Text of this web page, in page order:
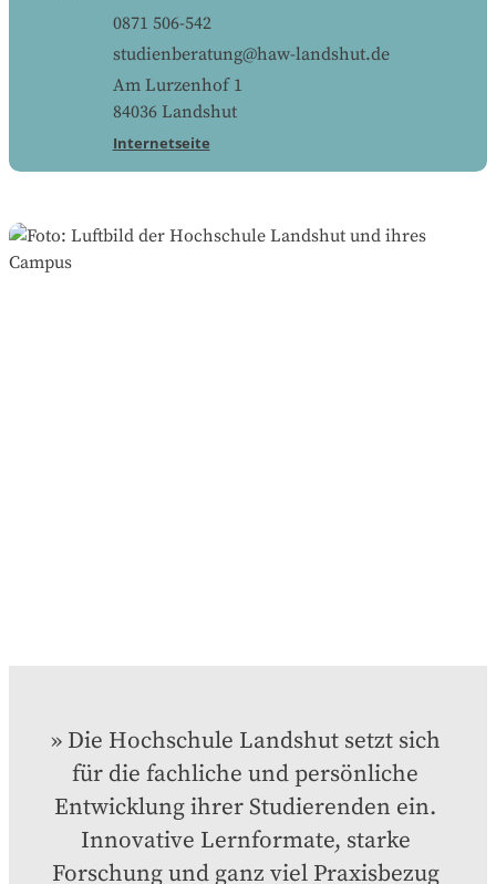
0871 506-542
studienberatung@haw-landshut.de
Am Lurzenhof 1
84036 Landshut
Internetseite
Die Hochschule Landshut setzt sich
für die fachliche und persönliche
Entwicklung ihrer Studierenden ein.
Innovative Lernformate, starke
Forschung und ganz viel Praxisbezug